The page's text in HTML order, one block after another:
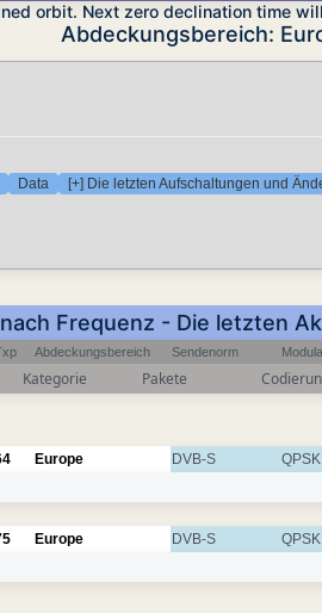
orbit. Next zero declination time
Abdeckungsbereich:
Data [+] Die letzten Aufschaltungen und
Frequenz - Die letzten
Abdeckungsbereich Sendenorm
Kategorie Pakete
Europe DVB-S QPSK
Europe DVB-S QPSK